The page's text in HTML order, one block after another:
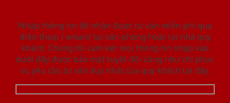
Nhập thông tin để nhận được tư vấn miễn phí qua
điện thoại / email/ tại văn phòng hoặc tại nhà quý
khách. Chúng tôi cam kết mọi thông tin nhập vào
dưới đây được bảo mật tuyệt đối cũng như chỉ phục
vụ yêu cầu tư vấn duy nhất của quý khách tại đây.